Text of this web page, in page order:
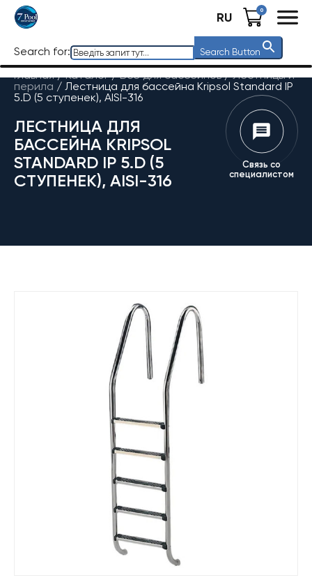
RU 0
Search for: Search Button
Главная / Каталог/Все для бассейнов/Лестницы и
перила / Лестница для бассейна Kripsol Standard IP
5.D (5 ступенек), AISI-316
ЛЕСТНИЦА ДЛЯ
БАССЕЙНА KRIPSOL
STANDARD IP 5.D (5
СТУПЕНЕК), AISI-316
Связь со
специалистом